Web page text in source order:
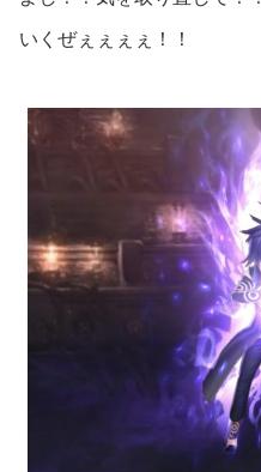
いくぜぇぇぇぇ！！